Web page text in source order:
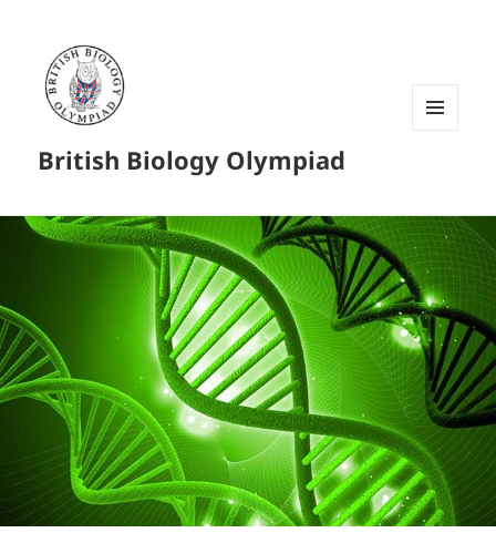
British Biology Olympiad